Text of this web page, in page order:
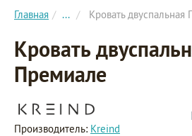
Главная ... Кровать двуспальная
Кровать
Премиале
Производитель: Kreind